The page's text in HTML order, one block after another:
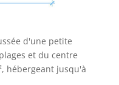
d'une petite
et du centre
hébergeant jusqu'à